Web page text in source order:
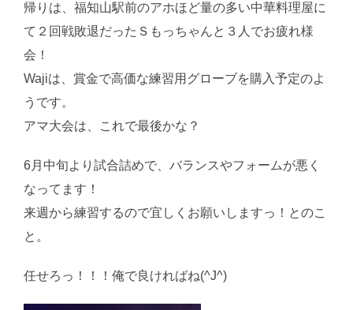
帰りは、福知山駅前のアホほど量の多い中華料理屋に
て２回戦敗退だったＳもっちゃんと３人でお疲れ様
会！
Wajiは、賞金で高価な練習用グローブを購入予定のよ
うです。
アマ大会は、これで最後かな？
6月中旬より試合詰めで、バランスやフォームが悪く
なってます！
来週から練習するので宜しくお願いしますっ！とのこ
と。
任せろっ！！！俺で良ければね(^J^)